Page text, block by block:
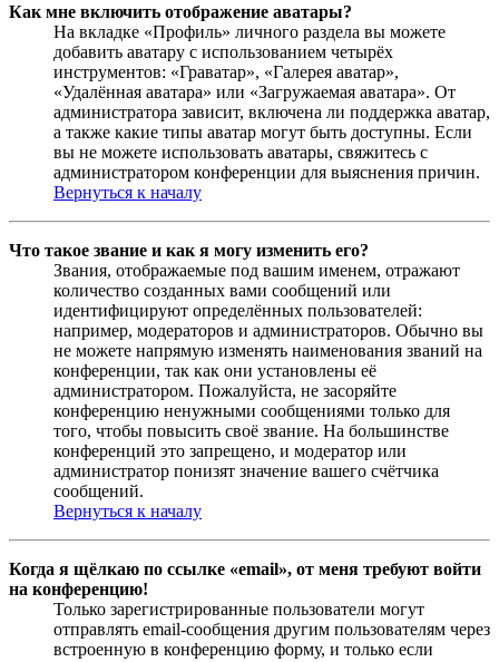
Как мне включить отображение аватары?
На вкладке «Профиль» личного раздела вы можете
добавить аватару с использованием четырёх
инструментов: «Граватар», «Галерея аватар»,
«Удалённая аватара» или «Загружаемая аватара». От
администратора зависит, включена ли поддержка аватар,
а также какие типы аватар могут быть доступны. Если
вы не можете использовать аватары, свяжитесь с
администратором конференции для выяснения причин.
Вернуться к началу
Что такое звание и как я могу изменить его?
Звания, отображаемые под вашим именем, отражают
количество созданных вами сообщений или
идентифицируют определённых пользователей:
например, модераторов и администраторов. Обычно вы
не можете напрямую изменять наименования званий на
конференции, так как они установлены её
администратором. Пожалуйста, не засоряйте
конференцию ненужными сообщениями только для
того, чтобы повысить своё звание. На большинстве
конференций это запрещено, и модератор или
администратор понизят значение вашего счётчика
сообщений.
Вернуться к началу
Когда я щёлкаю по ссылке «email», от меня требуют войти
на конференцию!
Только зарегистрированные пользователи могут
отправлять email-сообщения другим пользователям через
встроенную в конференцию форму, и только если